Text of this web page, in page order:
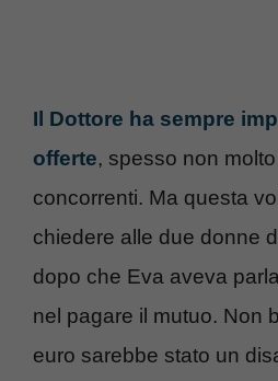
Il Dottore ha sempre
offerte, spesso non
concorrenti. Ma questa
chiedere alle due donne
dopo che Eva aveva
nel pagare il mutuo. Non
euro sarebbe stato un